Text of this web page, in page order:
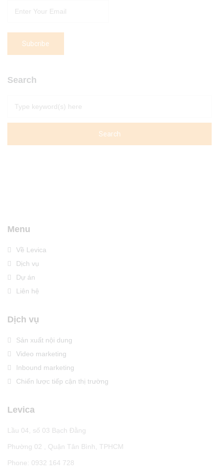
Search
Menu
Về Levica
Dịch vụ
Dự án
Liên hệ
Dịch vụ
Sản xuất nội dung
Video marketing
Inbound marketing
Chiến lược tiếp cận thị trường
Levica
Lầu 04, số 03 Bạch Đằng
Phường 02 , Quận Tân Bình, TPHCM
Phone: 0932 164 728